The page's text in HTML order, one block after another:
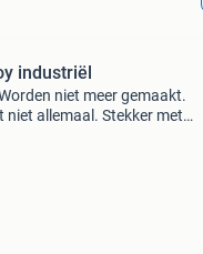
industriël
niet meer gemaakt.
niet allemaal. Stekker met